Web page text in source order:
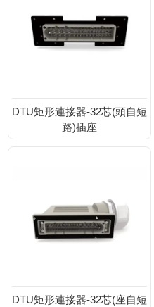
DTU矩形連接器-32芯(頭自短
路)插座
DTU矩形連接器-32芯(座自短